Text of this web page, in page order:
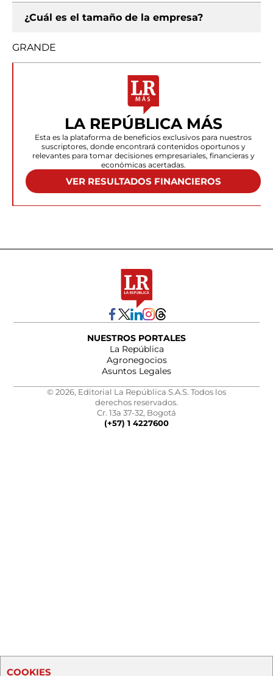
¿Cuál es el tamaño de la empresa?
GRANDE
LA REPÚBLICA MÁS
Esta es la plataforma de beneficios exclusivos para nuestros
suscriptores, donde encontrará contenidos oportunos y
relevantes para tomar decisiones empresariales, financieras y
económicas acertadas.
VER RESULTADOS FINANCIEROS
NUESTROS PORTALES
La República
Agronegocios
Asuntos Legales
© 2026, Editorial La República S.A.S. Todos los
derechos reservados.
Cr. 13a 37-32, Bogotá
(+57) 1 4227600
COOKIES